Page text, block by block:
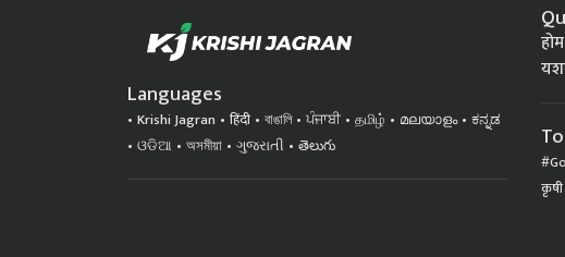
Languages
Krishi Jagran हिंदी বাঙালি ਪੰਜਾਬੀ தமிழ் മലയാളം
ಕನ್ನಡ
ଓଡିଆ
অসমীয়া ગુજરાતી తెలుగు
होम
कृषी